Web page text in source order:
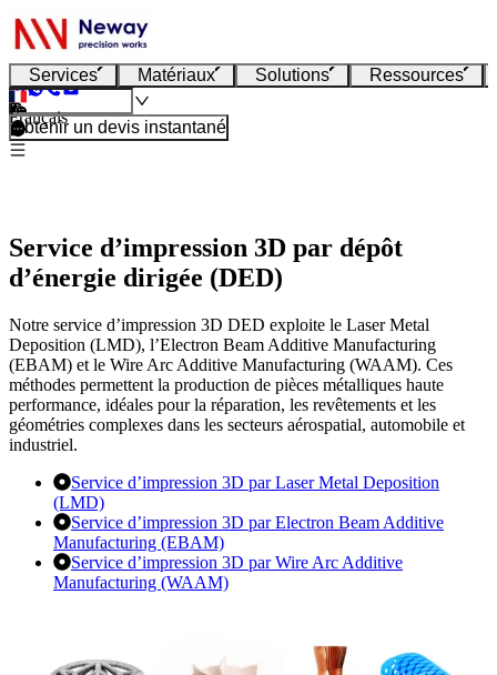
Services Matériaux Solutions Ressources
Français
Obtenir un devis instantané
Service d’impression 3D par dépôt
d’énergie dirigée (DED)
Notre service d’impression 3D DED exploite le Laser Metal
Deposition (LMD), l’Electron Beam Additive Manufacturing
(EBAM) et le Wire Arc Additive Manufacturing (WAAM). Ces
méthodes permettent la production de pièces métalliques haute
performance, idéales pour la réparation, les revêtements et les
géométries complexes dans les secteurs aérospatial, automobile et
industriel.
Service d’impression 3D par Laser Metal Deposition
(LMD)
Service d’impression 3D par Electron Beam Additive
Manufacturing (EBAM)
Service d’impression 3D par Wire Arc Additive
Manufacturing (WAAM)